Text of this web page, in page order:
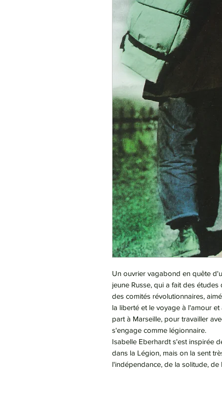
Un ouvrier vagabond en quête
jeune Russe, qui a fait des
des comités révolutionnaires,
la liberté et le voyage à l'amour
part à Marseille, pour travailler
s'engage comme légionnaire.
Isabelle Eberhardt s'est inspirée
dans la Légion, mais on la sent
l'indépendance, de la solitude,